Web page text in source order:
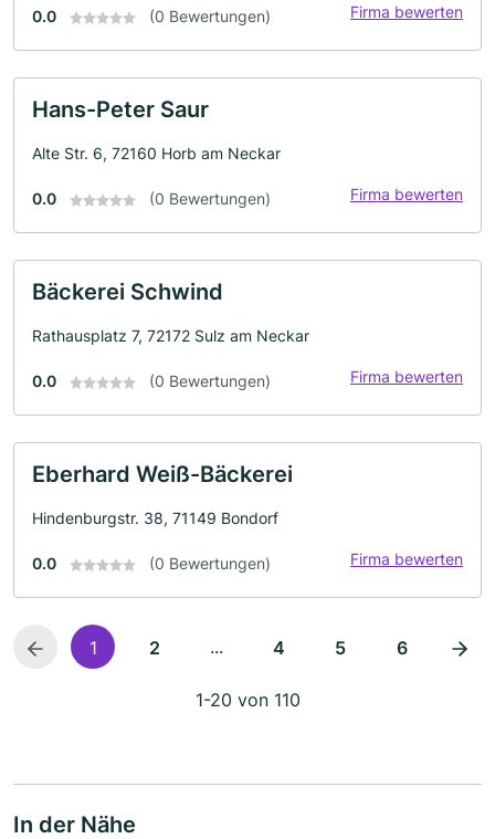
0.0 (0 Bewertungen) Firma bewerten
Hans-Peter Saur
Alte Str. 6, 72160 Horb am Neckar
0.0 (0 Bewertungen) Firma bewerten
Bäckerei Schwind
Rathausplatz 7, 72172 Sulz am Neckar
0.0 (0 Bewertungen) Firma bewerten
Eberhard Weiß-Bäckerei
Hindenburgstr. 38, 71149 Bondorf
0.0 (0 Bewertungen) Firma bewerten
1 2 ... 4 5 6
1-20 von 110
In der Nähe